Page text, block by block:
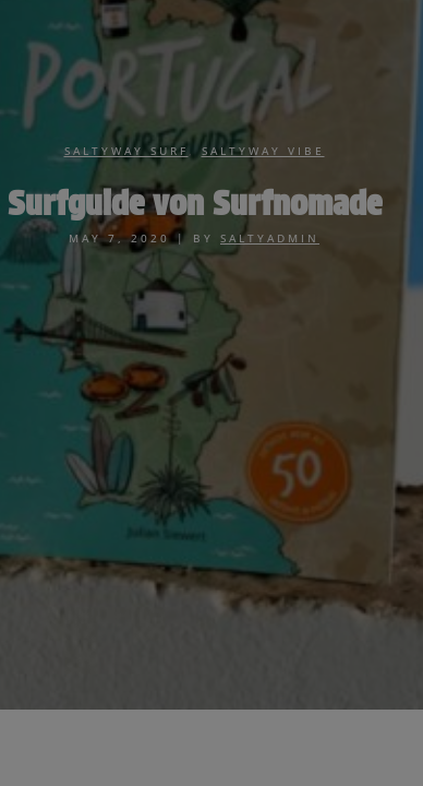
SALTYWAY SURF,SALTYWAY VIBE
Surfguide von Surfnomade
MAY 7, 2020 | BY SALTYADMIN